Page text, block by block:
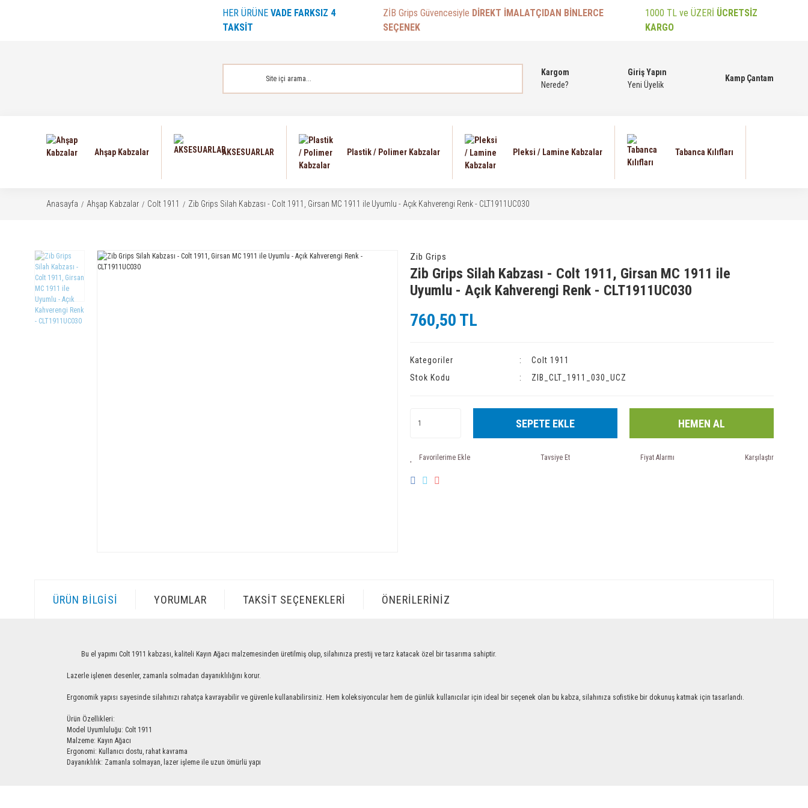
HER ÜRÜNE VADE FARKSIZ 4
TAKSİT
ZİB Grips Güvencesiyle DİREKT İMALATÇIDAN BİNLERCE
SEÇENEK
1000 TL ve ÜZERİ ÜCRETSİZ
KARGO
Kargom
Nerede?
Giriş Yapın
Yeni Üyelik
Kamp Çantam
Ahşap Kabzalar AKSESUARLAR Plastik / Polimer Kabzalar Pleksi / Lamine Kabzalar Tabanca Kılıfları
Anasayfa Ahşap Kabzalar Colt 1911 Zib Grips Silah Kabzası - Colt 1911, Girsan MC 1911 ile Uyumlu - Açık Kahverengi Renk - CLT1911UC030
Zib Grips
Zib Grips Silah Kabzası - Colt 1911, Girsan MC 1911 ile
Uyumlu - Açık Kahverengi Renk - CLT1911UC030
760,50 TL
Kategoriler
Colt 1911
Stok Kodu
ZIB_CLT_1911_030_UCZ
SEPETE EKLE HEMEN AL
Tavsiye Et Fiyat Alarmı Karşılaştır
ÜRÜN BILGISI YORUMLAR TAKSIT SEÇENEKLERI ÖNERILERINIZ
Bu el yapımı Colt 1911 kabzası, kaliteli Kayın Ağacı malzemesinden üretilmiş olup, silahınıza prestij ve tarz katacak özel bir tasarıma sahiptir.
Lazerle işlenen desenler, zamanla solmadan dayanıklılığını korur.
Ergonomik yapısı sayesinde silahınızı rahatça kavrayabilir ve güvenle kullanabilirsiniz. Hem koleksiyoncular hem de günlük kullanıcılar için ideal bir seçenek olan bu kabza, silahınıza sofistike bir dokunuş katmak için tasarlandı.
Ürün Özellikleri:
Model Uyumluluğu: Colt 1911
Malzeme: Kayın Ağacı
Ergonomi: Kullanıcı dostu, rahat kavrama
Dayanıklılık: Zamanla solmayan, lazer işleme ile uzun ömürlü yapı